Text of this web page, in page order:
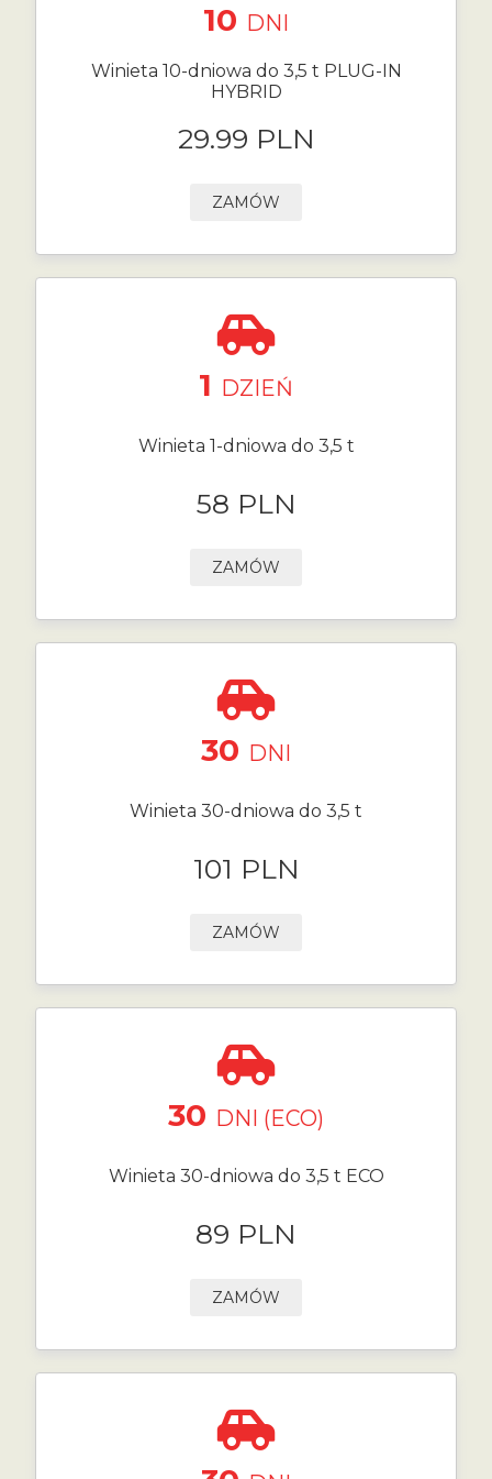
10 DNI
Winieta 10-dniowa do 3,5 t PLUG-IN
HYBRID
29.99 PLN
ZAMÓW
1 DZIEŃ
Winieta 1-dniowa do 3,5 t
58 PLN
ZAMÓW
30 DNI
Winieta 30-dniowa do 3,5 t
101 PLN
ZAMÓW
30 DNI (ECO)
Winieta 30-dniowa do 3,5 t ECO
89 PLN
ZAMÓW